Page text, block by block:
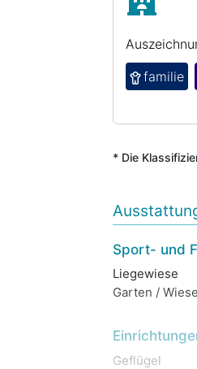
familie
* Die
Sport- und
Liegewiese
Garten / Wiese
Geflügel